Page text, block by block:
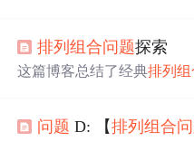
排列组合问题探索
这篇博客总结了经典排列组
活变通，识别
问题的本质。
问题 D: 【排列组合